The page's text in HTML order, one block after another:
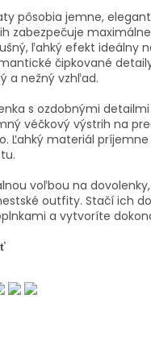
pôsobia jemne,
zabezpečuje
ľahký efekt ideálny
čipkované
a nežný vzhľad.
s ozdobnými
véčkový výstrih na
Ľahký materiál
voľbou na
outfity. Stačí ich
a vytvoríte